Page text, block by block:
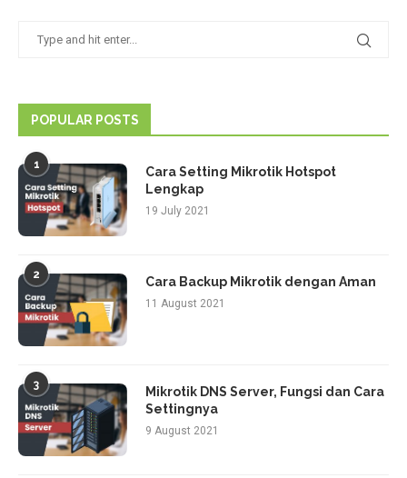
POPULAR POSTS
1
Cara Setting Mikrotik Hotspot
Lengkap
19 July 2021
2 Cara Backup Mikrotik dengan Aman
11 August 2021
3
Mikrotik DNS Server, Fungsi dan Cara
Settingnya
9 August 2021